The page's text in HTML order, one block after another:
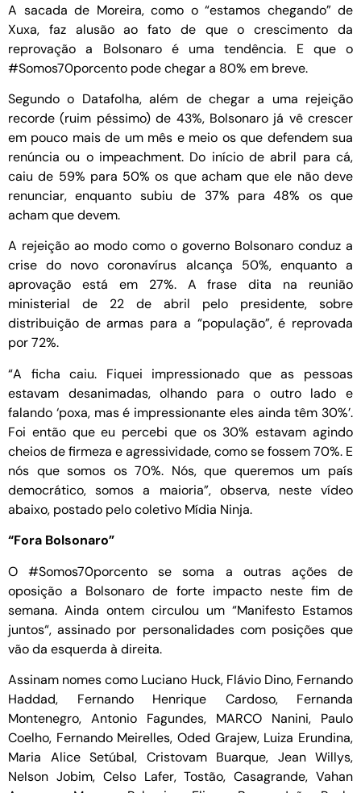
A sacada de Moreira, como o “estamos chegando” de
Xuxa, faz alusão ao fato de que o crescimento da
reprovação a Bolsonaro é uma tendência. E que o
#Somos70porcento pode chegar a 80% em breve.
Segundo o Datafolha, além de chegar a uma rejeição
recorde (ruim péssimo) de 43%, Bolsonaro já vê crescer
em pouco mais de um mês e meio os que defendem sua
renúncia ou o impeachment. Do início de abril para cá,
caiu de 59% para 50% os que acham que ele não deve
renunciar, enquanto subiu de 37% para 48% os que
acham que devem.
A rejeição ao modo como o governo Bolsonaro conduz a
crise do novo coronavírus alcança 50%, enquanto a
aprovação está em 27%. A frase dita na reunião
ministerial de 22 de abril pelo presidente, sobre
distribuição de armas para a “população”, é reprovada
por 72%.
“A ficha caiu. Fiquei impressionado que as pessoas
estavam desanimadas, olhando para o outro lado e
falando ‘poxa, mas é impressionante eles ainda têm 30%’.
Foi então que eu percebi que os 30% estavam agindo
cheios de firmeza e agressividade, como se fossem 70%. E
nós que somos os 70%. Nós, que queremos um país
democrático, somos a maioria”, observa, neste vídeo
abaixo, postado pelo coletivo Mídia Ninja.
“Fora Bolsonaro”
O #Somos70porcento se soma a outras ações de
oposição a Bolsonaro de forte impacto neste fim de
semana. Ainda ontem circulou um “Manifesto Estamos
juntos“, assinado por personalidades com posições que
vão da esquerda à direita.
Assinam nomes como Luciano Huck, Flávio Dino, Fernando
Haddad, Fernando Henrique Cardoso, Fernanda
Montenegro, Antonio Fagundes, MARCO Nanini, Paulo
Coelho, Fernando Meirelles, Oded Grajew, Luiza Erundina,
Maria Alice Setúbal, Cristovam Buarque, Jean Willys,
Nelson Jobim, Celso Lafer, Tostão, Casagrande, Vahan